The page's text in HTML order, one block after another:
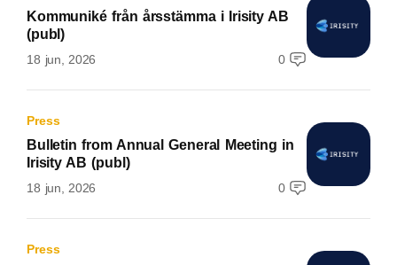
Kommuniké från årsstämma i Irisity AB
(publ)
18 jun, 2026 0
Press
Bulletin from Annual General Meeting in
Irisity AB (publ)
18 jun, 2026 0
Press